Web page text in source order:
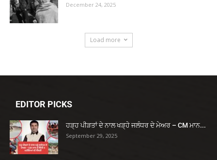
December 24, 2025
Load more
EDITOR PICKS
ਹੜ੍ਹ ਪੀੜਤਾਂ ਦੇ ਨਾਲ ਖੜ੍ਹੇ ਜਲੰਧਰ ਦੇ ਮੇਅਰ – CM ਮਾਨ...
September 29, 2025